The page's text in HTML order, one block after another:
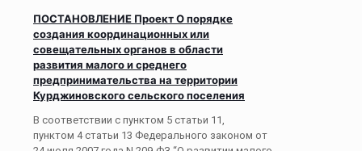
ПОСТАНОВЛЕНИЕ Проект О порядке
создания координационных или
совещательных органов в области
развития малого и среднего
предпринимательства на территории
Курджиновского сельского поселения
В соответствии с пунктом 5 статьи 11,
пунктом 4 статьи 13 Федерального законом от